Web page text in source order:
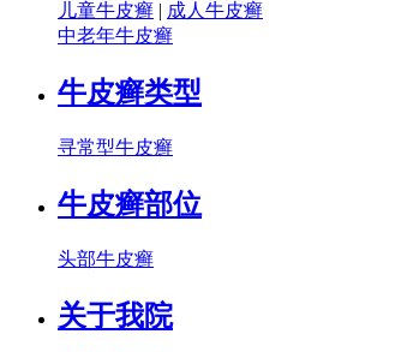
儿童牛皮癣 | 成人牛皮癣
中老年牛皮癣
牛皮癣类型
寻常型牛皮癣
牛皮癣部位
头部牛皮癣
关于我院